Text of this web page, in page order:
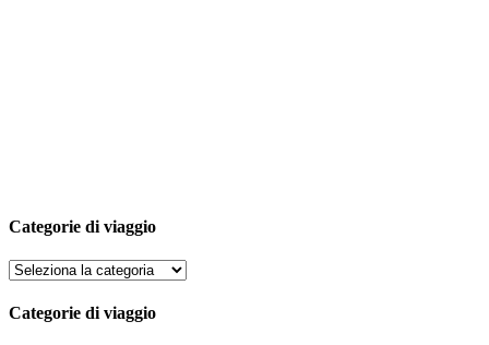
Categorie di viaggio
Categorie di viaggio